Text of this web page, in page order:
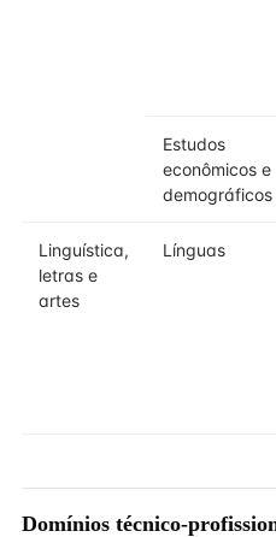
Estudos
econômicos e
demográficos
Linguística,
letras e
artes
Línguas
Domínios técnico-